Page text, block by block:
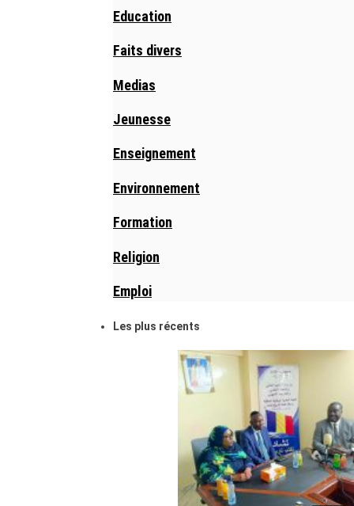
Education
Faits divers
Medias
Jeunesse
Enseignement
Environnement
Formation
Religion
Emploi
Les plus récents